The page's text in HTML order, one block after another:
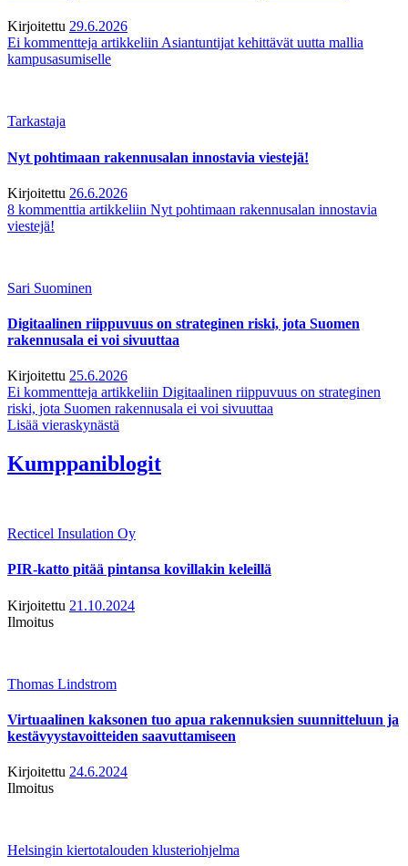
Kirjoitettu 29.6.2026
Ei kommentteja artikkeliin Asiantuntijat kehittävät uutta mallia
kampusasumiselle
Tarkastaja
Nyt pohtimaan rakennusalan innostavia viestejä!
Kirjoitettu 26.6.2026
8 kommenttia artikkeliin Nyt pohtimaan rakennusalan innostavia
viestejä!
Sari Suominen
Digitaalinen riippuvuus on strateginen riski, jota Suomen
rakennusala ei voi sivuuttaa
Kirjoitettu 25.6.2026
Ei kommentteja artikkeliin Digitaalinen riippuvuus on strateginen
riski, jota Suomen rakennusala ei voi sivuuttaa
Lisää vieraskynästä
Kumppaniblogit
Recticel Insulation Oy
PIR-katto pitää pintansa kovillakin keleillä
Kirjoitettu 21.10.2024
Ilmoitus
Thomas Lindstrom
Virtuaalinen kaksonen tuo apua rakennuksien suunnitteluun ja
kestävyystavoitteiden saavuttamiseen
Kirjoitettu 24.6.2024
Ilmoitus
Helsingin kiertotalouden klusteriohjelma